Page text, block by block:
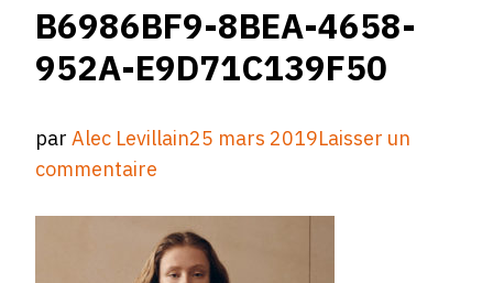
B6986BF9-8BEA-4658-
952A-E9D71C139F50
parAlec Levillain25 mars 2019Laisser un
commentaire
8BEA-
4658-